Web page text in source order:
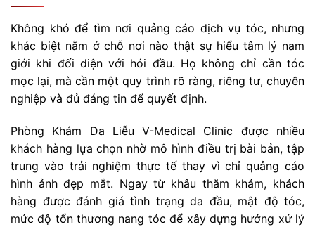
Không khó để tìm nơi quảng cáo dịch vụ tóc, nhưng
khác biệt nằm ở chỗ nơi nào thật sự hiểu tâm lý nam
giới khi đối diện với hói đầu. Họ không chỉ cần tóc
mọc lại, mà cần một quy trình rõ ràng, riêng tư, chuyên
nghiệp và đủ đáng tin để quyết định.
Phòng Khám Da Liễu V-Medical Clinic được nhiều
khách hàng lựa chọn nhờ mô hình điều trị bài bản, tập
trung vào trải nghiệm thực tế thay vì chỉ quảng cáo
hình ảnh đẹp mắt. Ngay từ khâu thăm khám, khách
hàng được đánh giá tình trạng da đầu, mật độ tóc,
mức độ tổn thương nang tóc để xây dựng hướng xử lý